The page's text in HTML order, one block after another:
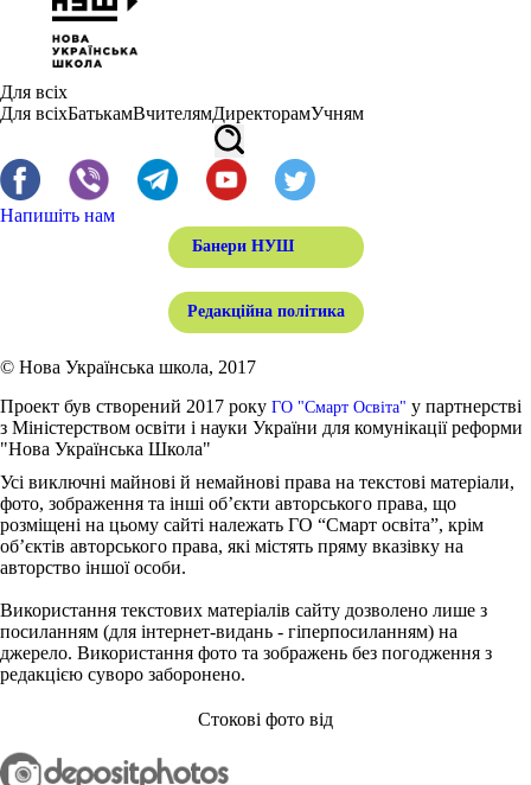
Для всіх
Для всіхБатькамВчителямДиректорамУчням
Напишіть нам
Банери НУШ
Редакційна політика
© Нова Українська школа, 2017
Проект був створений 2017 року ГО "Смарт Освіта" у партнерстві
з Міністерством освіти і науки України для комунікації реформи
"Нова Українська Школа"
Усі виключні майнові й немайнові права на текстові матеріали,
фото, зображення та інші об’єкти авторського права, що
розміщені на цьому сайті належать ГО “Смарт освіта”, крім
об’єктів авторського права, які містять пряму вказівку на
авторство іншої особи.
Використання текстових матеріалів сайту дозволено лише з
посиланням (для інтернет-видань - гіперпосиланням) на
джерело. Використання фото та зображень без погодження з
редакцією суворо заборонено.
Стокові фото від